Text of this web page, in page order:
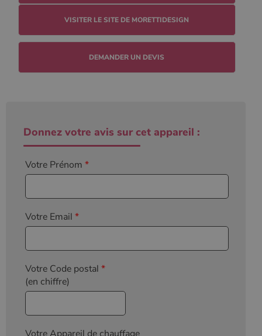
VISITER LE SITE DE MORETTIDESIGN
DEMANDER UN DEVIS
Donnez votre avis sur cet appareil :
Votre Prénom *
Votre Email *
Votre Code postal *
(en chiffre)